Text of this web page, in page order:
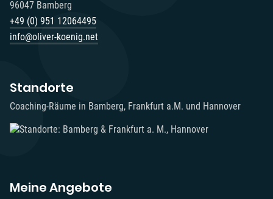
96047 Bamberg
+49 (0) 951 12064495‬
info@oliver-koenig.net
Standorte
Coaching-Räume in Bamberg, Frankfurt a.M. und Hannover
Meine Angebote